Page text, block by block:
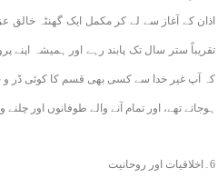
اذان کے آغاز سے لے کر مکمل ایک گھنٹہ
تقریباً ستر سال تک پابند رہے اور ہمیشہ اپنے
کہ آپ غیر خدا سے کسی بھی قسم کا کوئی ڈر و
ہوجاتے تھے، اور تمام آنے والے طوفانوں اور
6۔اخلاقیات اور روحانیت